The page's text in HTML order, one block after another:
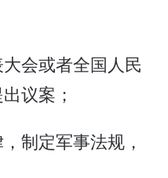
大会或者全国人民
议案；
制定军事法规，